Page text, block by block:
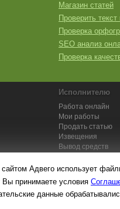
Магазин статей
Проверить
Проверка
SEO анализ
Проверка
Исполнителю
Работа онлайн
Мои работы
Продать статью
Извещения
Вывод средств
— биржа контента №1.
Адвего использует
принимаете условия
данные